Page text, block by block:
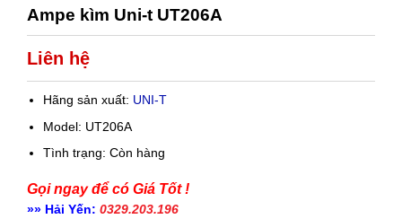
Ampe kìm Uni-t UT206A
Liên hệ
Hãng sản xuất: UNI-T
Model: UT206A
Tình trạng: Còn hàng
Gọi ngay để có Giá Tốt !
»» Hải Yến: 0329.203.196